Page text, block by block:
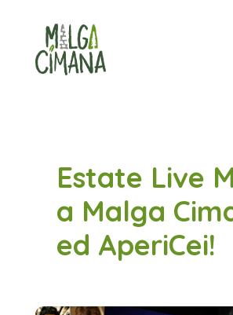
content
Estate Live
a Malga
ed AperiCei!